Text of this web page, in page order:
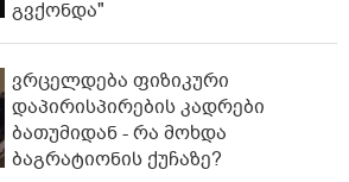
გვქონდა"
ვრცელდება ფიზიკური
დაპირისპირების კადრები
ბათუმიდან - რა მოხდა
ბაგრატიონის ქუჩაზე?